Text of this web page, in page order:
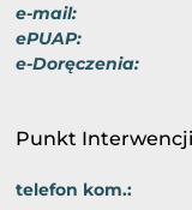
e-mail:
ePUAP:
e-Doręczenia:
Punkt
telefon kom.: